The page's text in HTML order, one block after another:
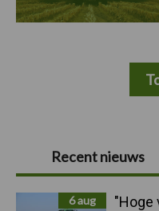
Primaire
Sidebar
Recent nieuws
6 aug
"Hoge